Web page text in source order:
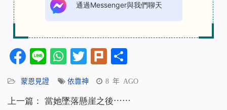
通過Messenger與我們聊天
Facebook
LineWhatsApp
Twitter
Plurk
蒙恩見證 依靠神 8 年 AGO
上一篇： 當她墜落懸崖之後⋯⋯